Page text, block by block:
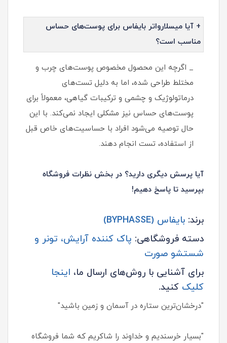
+ آیا میسلارواتر بایفاس برای پوست‌های حساس
مناسب است؟
_ اگرچه این محصول مخصوص پوست‌های چرب و
مختلط طراحی شده، اما به دلیل تست‌های
درماتولوژیک و چشمی و ترکیبات گیاهی، معمولاً برای
پوست‌های حساس نیز مشکلی ایجاد نمی‌کند. با این
حال توصیه می‌شود افراد با حساسیت‌های خاص قبل
از استفاده، تست انجام دهند.
آیا پرسش دیگری دارید؟ در بخش نظرات فروشگاه
بپرسید تا پاسخ دهیم!
برند: بایفاس (BYPHASSE)
دسته فروشگاهی: پاک کننده آرایش، تونر و
شستشو صورت
برای آشنایی با روش‌های ارسال ما، اینجا
کلیک کنید.
"درخشان‌ترین ستاره در آسمان و زمین باشید"
"بسیار خرسندیم و خداوند را شاکریم که شما فروشگاه